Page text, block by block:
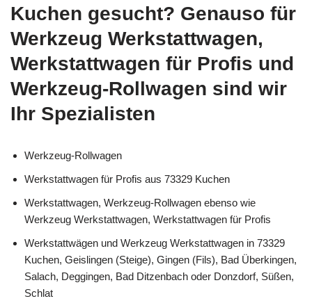
Kuchen gesucht? Genauso für
Werkzeug Werkstattwagen,
Werkstattwagen für Profis und
Werkzeug-Rollwagen sind wir
Ihr Spezialisten
Werkzeug-Rollwagen
Werkstattwagen für Profis aus 73329 Kuchen
Werkstattwagen, Werkzeug-Rollwagen ebenso wie
Werkzeug Werkstattwagen, Werkstattwagen für Profis
Werkstattwägen und Werkzeug Werkstattwagen in 73329
Kuchen, Geislingen (Steige), Gingen (Fils), Bad Überkingen,
Salach, Deggingen, Bad Ditzenbach oder Donzdorf, Süßen,
Schlat